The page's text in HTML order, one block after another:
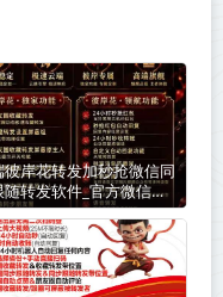
彼岸花转发加秒抢微信同
随转发软件_官方微信一
发